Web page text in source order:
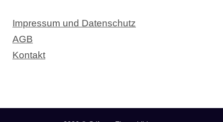
Impressum und Datenschutz
AGB
Kontakt